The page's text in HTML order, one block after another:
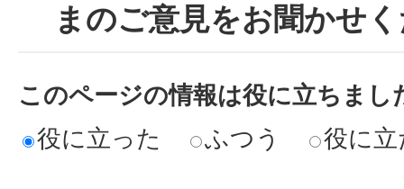
まのご意見をお聞かせ
このページの情報は役に立ちまし
役に立った
ふつう 役に